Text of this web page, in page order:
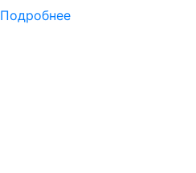
Подробнее